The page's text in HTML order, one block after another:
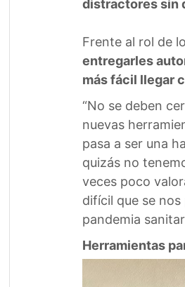
distractores sin
Frente al rol de
entregarles
más fácil llegar
“No se deben
nuevas
pasa a ser una
quizás no
veces poco
difícil que se
pandemia
Herramientas